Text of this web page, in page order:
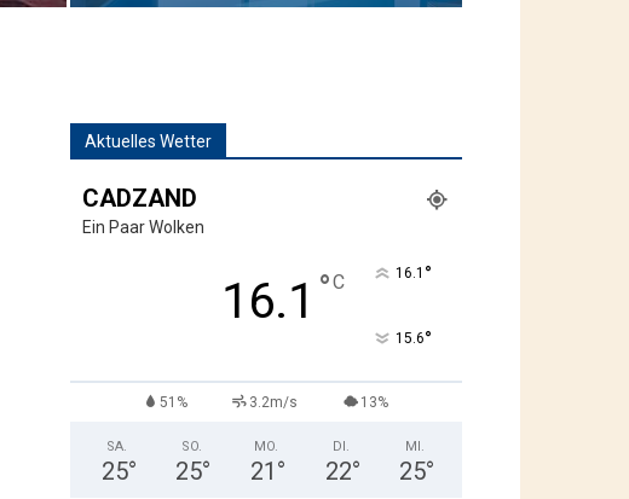
Aktuelles Wetter
CADZAND
Ein Paar Wolken
16.1 °C 16.1 °
15.6°
51% 3.2m/s 13%
SA.
25°
SO.
25°
MO.
21 °
DI.
22°
MI.
25°